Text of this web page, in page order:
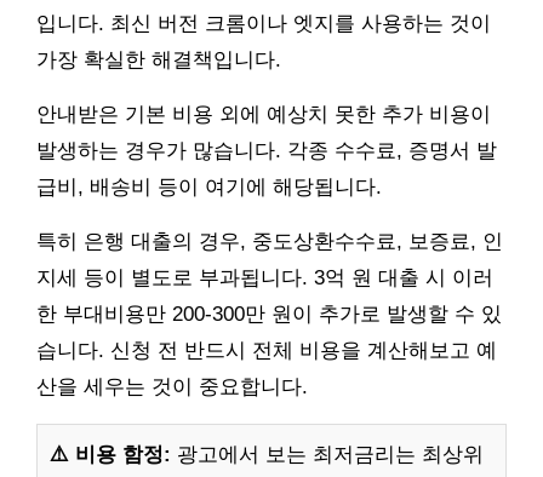
입니다. 최신 버전 크롬이나 엣지를 사용하는 것이
가장 확실한 해결책입니다.
안내받은 기본 비용 외에 예상치 못한 추가 비용이
발생하는 경우가 많습니다. 각종 수수료, 증명서 발
급비, 배송비 등이 여기에 해당됩니다.
특히 은행 대출의 경우, 중도상환수수료, 보증료, 인
지세 등이 별도로 부과됩니다. 3억 원 대출 시 이러
한 부대비용만 200-300만 원이 추가로 발생할 수 있
습니다. 신청 전 반드시 전체 비용을 계산해보고 예
산을 세우는 것이 중요합니다.
⚠️ 비용 함정: 광고에서 보는 최저금리는 최상위